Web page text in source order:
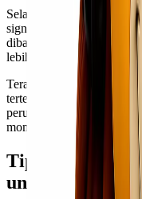
Selain itu, jenis layanan
signifikan dalam hal
dibandingkan layanan
lebih cepat.
Terakhir, jangan lupa
tertentu untuk
perusahaan menawarkan
momen spesial maupun
Tips Memilih
untuk Anda